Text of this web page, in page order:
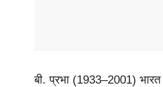
बी. प्रभा (1933–2001) भारत